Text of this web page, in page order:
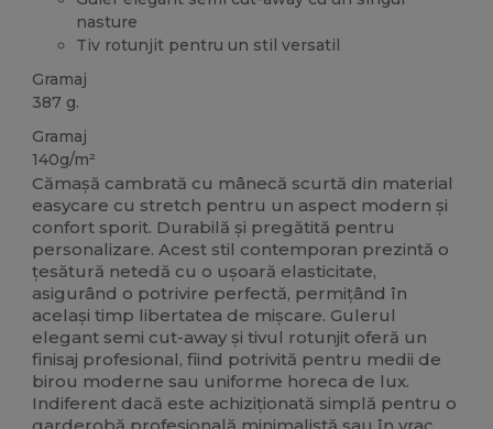
nasture
Tiv rotunjit pentru un stil versatil
Gramaj
387 g.
Gramaj
140g/m²
Cămașă cambrată cu mânecă scurtă din material
easycare cu stretch pentru un aspect modern și
confort sporit. Durabilă și pregătită pentru
personalizare. Acest stil contemporan prezintă o
țesătură netedă cu o ușoară elasticitate,
asigurând o potrivire perfectă, permițând în
același timp libertatea de mișcare. Gulerul
elegant semi cut-away și tivul rotunjit oferă un
finisaj profesional, fiind potrivită pentru medii de
birou moderne sau uniforme horeca de lux.
Indiferent dacă este achiziționată simplă pentru o